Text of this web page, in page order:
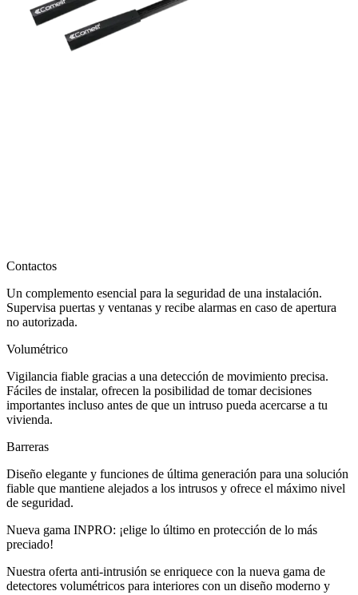
Contactos
Un complemento esencial para la seguridad de una instalación.
Supervisa puertas y ventanas y recibe alarmas en caso de apertura
no autorizada.
Volumétrico
Vigilancia fiable gracias a una detección de movimiento precisa.
Fáciles de instalar, ofrecen la posibilidad de tomar decisiones
importantes incluso antes de que un intruso pueda acercarse a tu
vivienda.
Barreras
Diseño elegante y funciones de última generación para una solución
fiable que mantiene alejados a los intrusos y ofrece el máximo nivel
de seguridad.
Nueva gama INPRO: ¡elige lo último en protección de lo más
preciado!
Nuestra oferta anti-intrusión se enriquece con la nueva gama de
detectores volumétricos para interiores con un diseño moderno y